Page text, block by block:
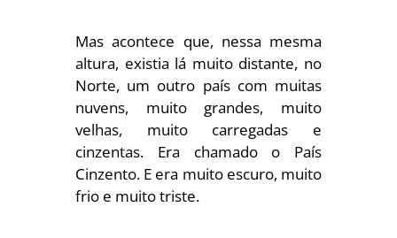
Mas acontece que, nessa mesma
altura, existia lá muito distante, no
Norte, um outro país com muitas
nuvens, muito grandes, muito
velhas, muito carregadas e
cinzentas. Era chamado o País
Cinzento. E era muito escuro, muito
frio e muito triste.